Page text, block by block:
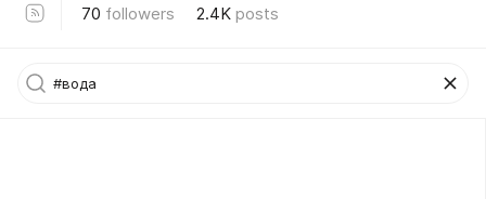
70 followers 2.4K posts